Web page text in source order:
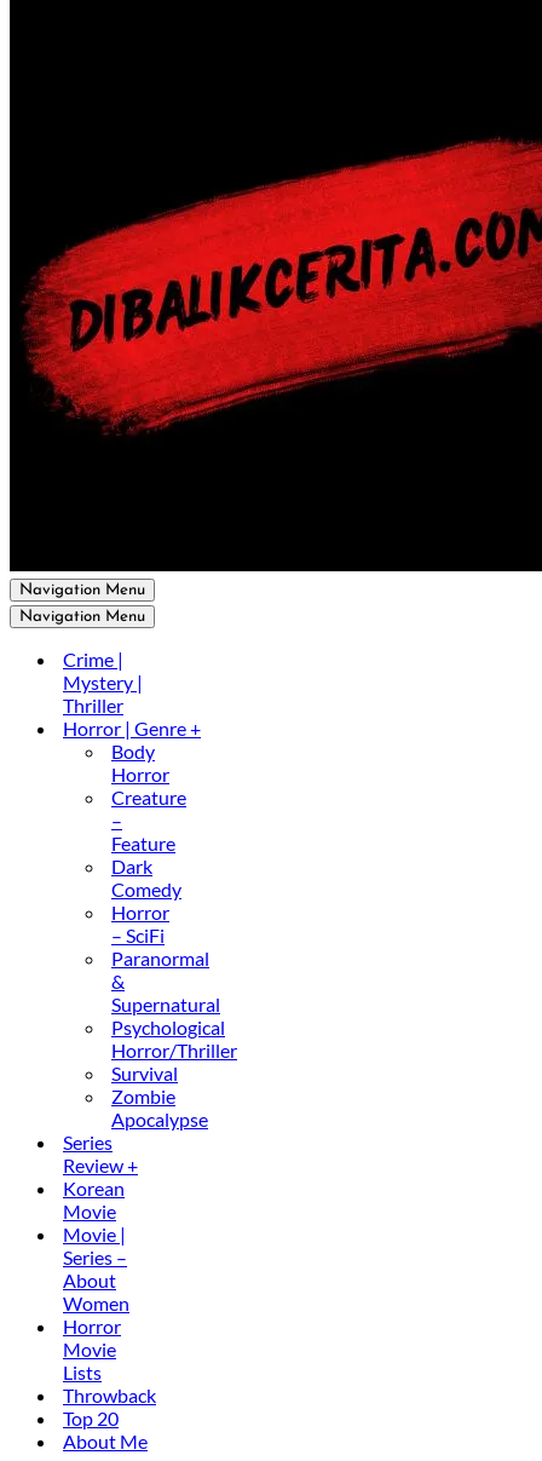
Navigation Menu
Navigation Menu
Crime |
Mystery |
Thriller
Horror | Genre +
Body
Horror
Creature
–
Feature
Dark
Comedy
Horror
– SciFi
Paranormal
&
Supernatural
Psychological
Horror/Thriller
Survival
Zombie
Apocalypse
Series
Review +
Korean
Movie
Movie |
Series –
About
Women
Horror
Movie
Lists
Throwback
Top 20
About Me